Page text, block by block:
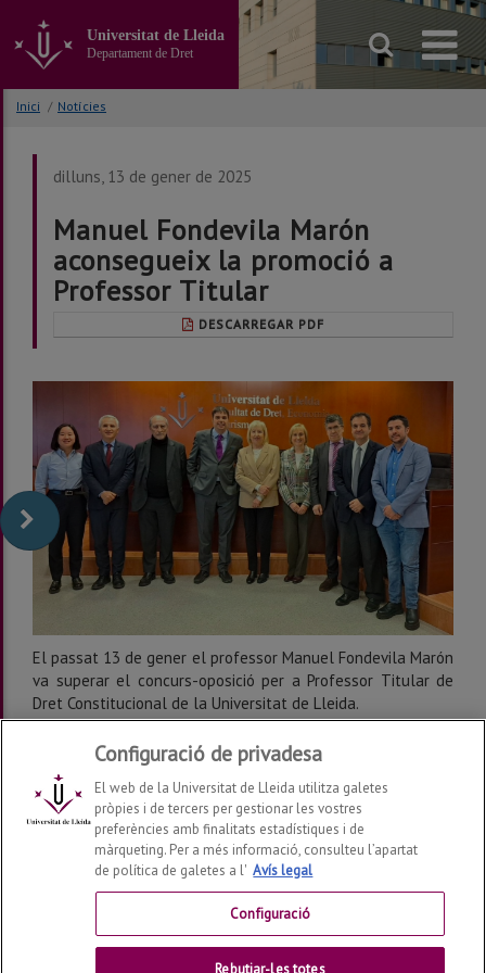
contingut
principal
Universitat de Lleida
Departament de Dret
Inici / Notícies
dilluns, 13 de gener de 2025
Manuel Fondevila Marón
aconsegueix la promoció a
Professor Titular
DESCARREGAR PDF
El passat 13 de gener el professor Manuel Fondevila Marón
va superar el concurs-oposició per a Professor Titular de
Dret Constitucional de la Universitat de Lleida.
© | Telf: +34 973 70 33 41
Contactar
Configuració de privadesa
El web de la Universitat de Lleida utilitza galetes
pròpies i de tercers per gestionar les vostres
preferències amb finalitats estadístiques i de
màrqueting. Per a més informació, consulteu l’apartat
de política de galetes a l' Avís legal
Configuració
Rebutjar-les totes